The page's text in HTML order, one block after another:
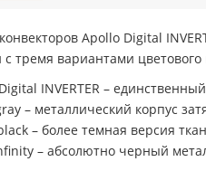
Apollo Digital
с тремя вариантами
INVERTER –
– металлический корпус
– более темная версия
– абсолютно черный